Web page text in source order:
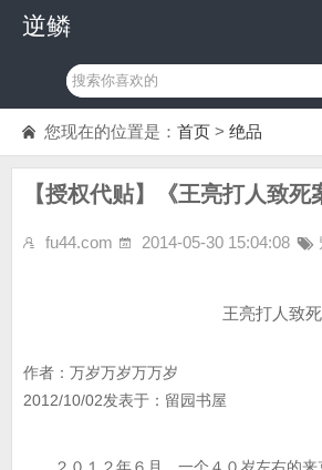
逆鳞
您现在的位置是： 首页 > 绝品
【授权代贴】《王亮打人致死
fu44.com 2014-05-30 15:04:08
王亮打人致死案（
作者：万岁万岁万万岁
2012/10/02发表于：留园书屋